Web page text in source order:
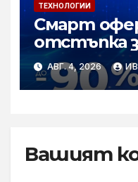
ТЕХНОЛОГИИ
Смарт
отстъпка
през
АВГ. 4, 2026
Вашият